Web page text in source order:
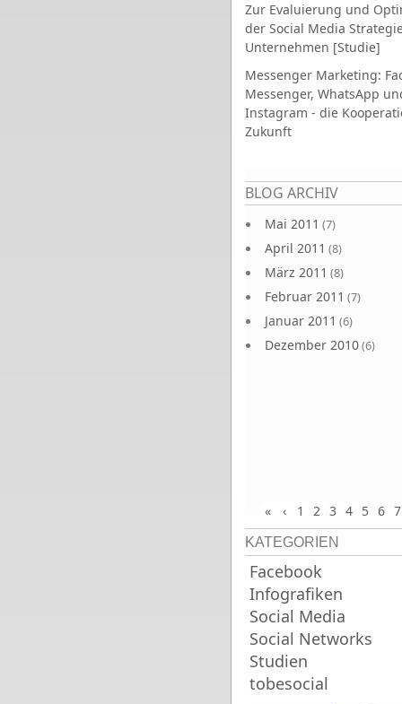
Zur Evaluierung und
der Social Media
Unternehmen [Studie]
Messenger Marketing:
Messenger, WhatsApp
Instagram - die
Zukunft
BLOG ARCHIV
Mai 2011 (7)
April 2011 (8)
März 2011 (8)
Februar 2011 (7)
Januar 2011 (6)
Dezember 2010(6)
Seiten
« ‹ 1 2 3 4 5 6 7
KATEGORIEN
Facebook
Infografiken
Social Media
Social Networks
Studien
tobesocial